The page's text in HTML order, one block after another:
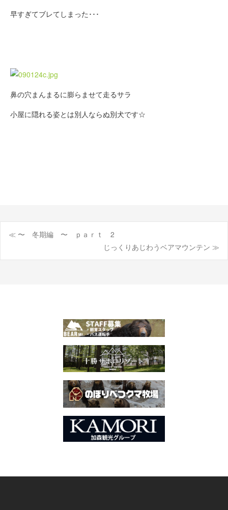
早すぎてブレてしまった･･･
鼻の穴まんまるに膨らませて走るサラ
小屋に隠れる姿とは別人ならぬ別犬です☆
投
≪ 〜 冬期編 〜 ｐａｒｔ 2
じっくりあじわうベアマウンテン ≫